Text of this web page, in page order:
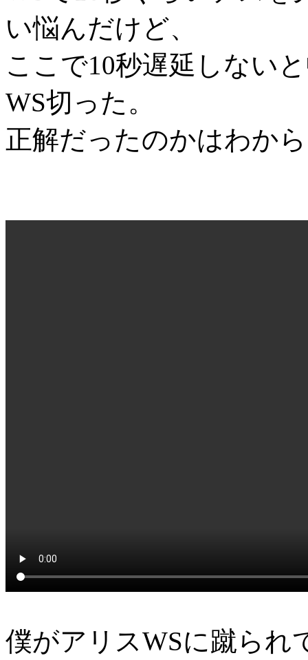
い悩んだけど、
ここで10秒遅延しない
WS切った。
正解だったのかはわか
僕がアリスWSに蹴られ